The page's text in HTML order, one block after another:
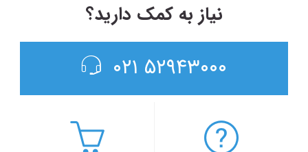
نیاز به کمک دارید؟
۵۲۹۴۳۰۰۰ ۰۲۱